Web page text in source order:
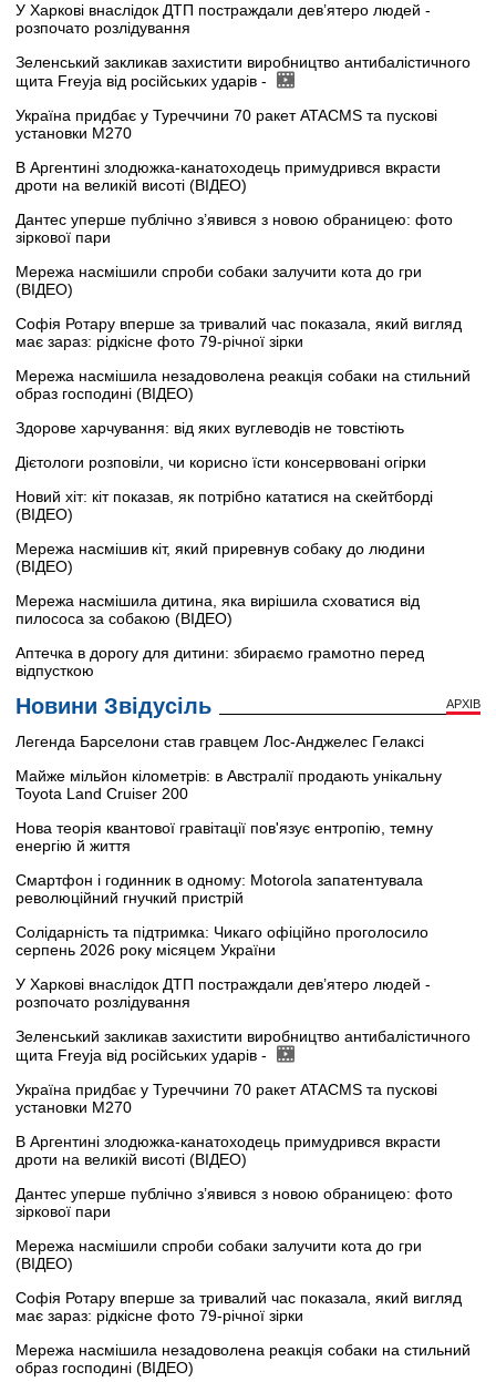
У Харкові внаслідок ДТП постраждали дев’ятеро людей -
розпочато розлідування
Зеленський закликав захистити виробництво антибалістичного
щита Freyja від російських ударів -
Україна придбає у Туреччини 70 ракет ATACMS та пускові
установки M270
В Аргентині злодюжка-канатоходець примудрився вкрасти
дроти на великій висоті (ВІДЕО)
Дантес уперше публічно з’явився з новою обраницею: фото
зіркової пари
Мережа насмішили спроби собаки залучити кота до гри
(ВІДЕО)
Софія Ротару вперше за тривалий час показала, який вигляд
має зараз: рідкісне фото 79-річної зірки
Мережа насмішила незадоволена реакція собаки на стильний
образ господині (ВІДЕО)
Здорове харчування: від яких вуглеводів не товстіють
Дієтологи розповіли, чи корисно їсти консервовані огірки
Новий хіт: кіт показав, як потрібно кататися на скейтборді
(ВІДЕО)
Мережа насмішив кіт, який приревнув собаку до людини
(ВІДЕО)
Мережа насмішила дитина, яка вирішила сховатися від
пилососа за собакою (ВІДЕО)
Аптечка в дорогу для дитини: збираємо грамотно перед
відпусткою
Новини Звідусіль АРХІВ
Легенда Барселони став гравцем Лос-Анджелес Гелаксі
Майже мільйон кілометрів: в Австралії продають унікальну
Toyota Land Cruiser 200
Нова теорія квантової гравітації пов'язує ентропію, темну
енергію й життя
Смартфон і годинник в одному: Motorola запатентувала
революційний гнучкий пристрій
Солідарність та підтримка: Чикаго офіційно проголосило
серпень 2026 року місяцем України
У Харкові внаслідок ДТП постраждали дев’ятеро людей -
розпочато розлідування
Зеленський закликав захистити виробництво антибалістичного
щита Freyja від російських ударів -
Україна придбає у Туреччини 70 ракет ATACMS та пускові
установки M270
В Аргентині злодюжка-канатоходець примудрився вкрасти
дроти на великій висоті (ВІДЕО)
Дантес уперше публічно з’явився з новою обраницею: фото
зіркової пари
Мережа насмішили спроби собаки залучити кота до гри
(ВІДЕО)
Софія Ротару вперше за тривалий час показала, який вигляд
має зараз: рідкісне фото 79-річної зірки
Мережа насмішила незадоволена реакція собаки на стильний
образ господині (ВІДЕО)